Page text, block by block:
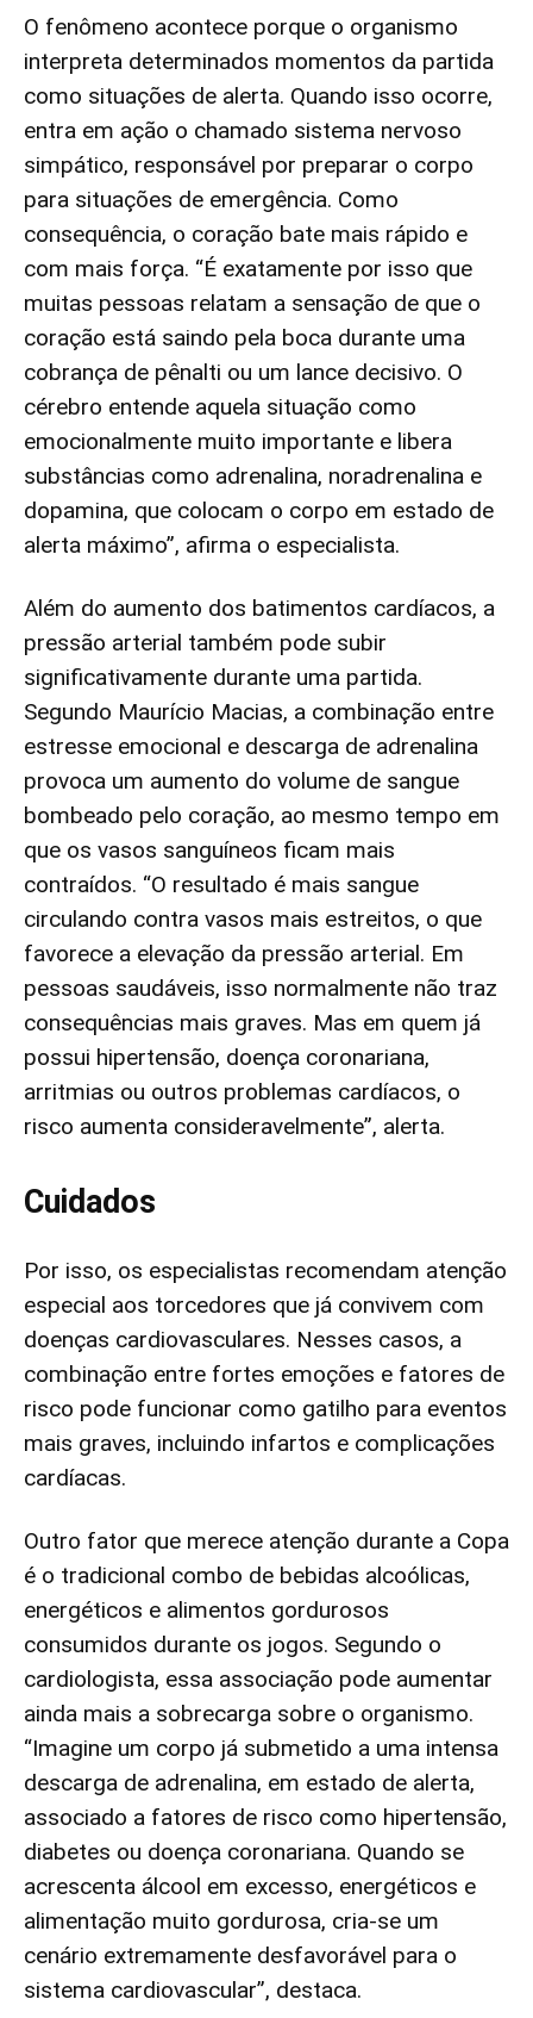
O fenômeno acontece porque o organismo
interpreta determinados momentos da partida
como situações de alerta. Quando isso ocorre,
entra em ação o chamado sistema nervoso
simpático, responsável por preparar o corpo
para situações de emergência. Como
consequência, o coração bate mais rápido e
com mais força. “É exatamente por isso que
muitas pessoas relatam a sensação de que o
coração está saindo pela boca durante uma
cobrança de pênalti ou um lance decisivo. O
cérebro entende aquela situação como
emocionalmente muito importante e libera
substâncias como adrenalina, noradrenalina e
dopamina, que colocam o corpo em estado de
alerta máximo”, afirma o especialista.
Além do aumento dos batimentos cardíacos, a
pressão arterial também pode subir
significativamente durante uma partida.
Segundo Maurício Macias, a combinação entre
estresse emocional e descarga de adrenalina
provoca um aumento do volume de sangue
bombeado pelo coração, ao mesmo tempo em
que os vasos sanguíneos ficam mais
contraídos. “O resultado é mais sangue
circulando contra vasos mais estreitos, o que
favorece a elevação da pressão arterial. Em
pessoas saudáveis, isso normalmente não traz
consequências mais graves. Mas em quem já
possui hipertensão, doença coronariana,
arritmias ou outros problemas cardíacos, o
risco aumenta consideravelmente”, alerta.
Cuidados
Por isso, os especialistas recomendam atenção
especial aos torcedores que já convivem com
doenças cardiovasculares. Nesses casos, a
combinação entre fortes emoções e fatores de
risco pode funcionar como gatilho para eventos
mais graves, incluindo infartos e complicações
cardíacas.
Outro fator que merece atenção durante a Copa
é o tradicional combo de bebidas alcoólicas,
energéticos e alimentos gordurosos
consumidos durante os jogos. Segundo o
cardiologista, essa associação pode aumentar
ainda mais a sobrecarga sobre o organismo.
“Imagine um corpo já submetido a uma intensa
descarga de adrenalina, em estado de alerta,
associado a fatores de risco como hipertensão,
diabetes ou doença coronariana. Quando se
acrescenta álcool em excesso, energéticos e
alimentação muito gordurosa, cria-se um
cenário extremamente desfavorável para o
sistema cardiovascular”, destaca.